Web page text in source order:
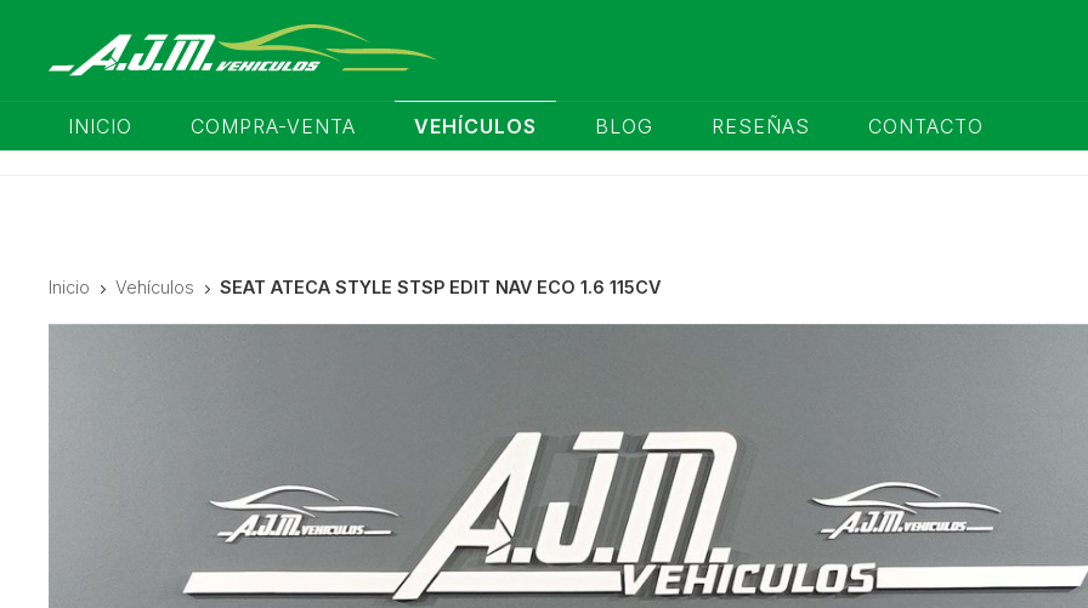
INICIO COMPRA-VENTA VEHÍCULOS BLOG RESEÑAS CONTACTO
Inicio Vehículos SEAT ATECA STYLE STSP EDIT NAV ECO 1.6 115CV